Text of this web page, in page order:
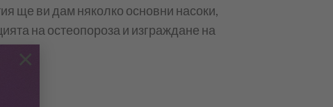
×
ще ви дам няколко основни насоки,
на остеопороза и изграждане на